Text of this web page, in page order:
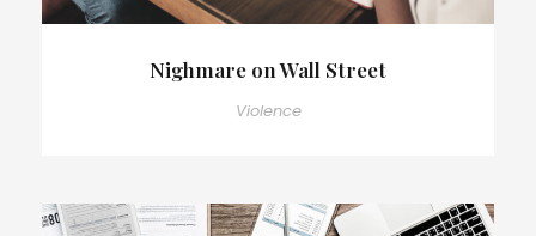
Nighmare on Wall Street
Violence